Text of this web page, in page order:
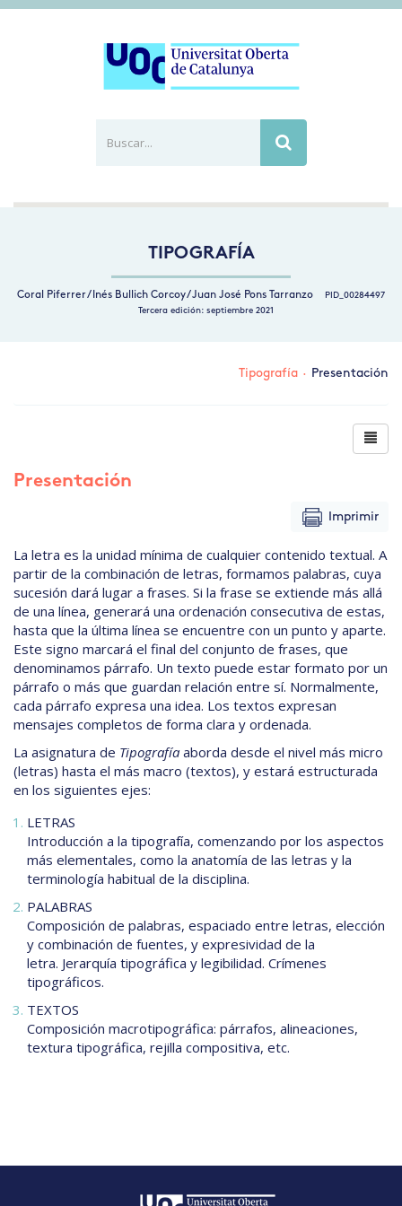
TIPOGRAFÍA
Coral Piferrer / Inés Bullich Corcoy / Juan José Pons Tarranzo
PID_00284497
Tercera edición: septiembre 2021
Tipografía · Presentación
Presentación
Imprimir
La letra es la unidad mínima de cualquier contenido textual. A
partir de la combinación de letras, formamos palabras, cuya
sucesión dará lugar a frases. Si la frase se extiende más allá
de una línea, generará una ordenación consecutiva de estas,
hasta que la última línea se encuentre con un punto y aparte.
Este signo marcará el final del conjunto de frases, que
denominamos párrafo. Un texto puede estar formato por un
párrafo o más que guardan relación entre sí. Normalmente,
cada párrafo expresa una idea. Los textos expresan
mensajes completos de forma clara y ordenada.
La asignatura de Tipografía aborda desde el nivel más micro
(letras) hasta el más macro (textos), y estará estructurada
en los siguientes ejes:
LETRAS
Introducción a la tipografía, comenzando por los aspectos
más elementales, como la anatomía de las letras y la
terminología habitual de la disciplina.
PALABRAS
Composición de palabras, espaciado entre letras, elección
y combinación de fuentes, y expresividad de la
letra. Jerarquía tipográfica y legibilidad. Crímenes
tipográficos.
TEXTOS
Composición macrotipográfica: párrafos, alineaciones,
textura tipográfica, rejilla compositiva, etc.